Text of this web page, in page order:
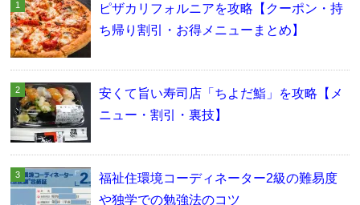
ピザカリフォルニアを攻略【クーポン・持
ち帰り割引・お得メニューまとめ】
安くて旨い寿司店「ちよだ鮨」を攻略【メ
ニュー・割引・裏技】
福祉住環境コーディネーター2級の難易度
や独学での勉強法のコツ